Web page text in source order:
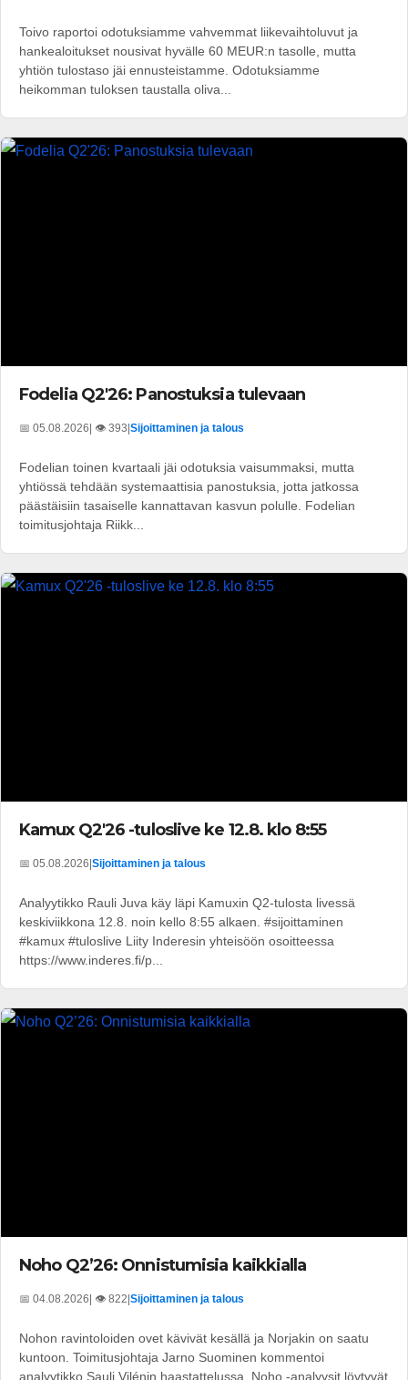
Toivo raportoi odotuksiamme vahvemmat liikevaihtoluvut ja
hankealoitukset nousivat hyvälle 60 MEUR:n tasolle, mutta
yhtiön tulostaso jäi ennusteistamme. Odotuksiamme
heikomman tuloksen taustalla oliva...
Fodelia Q2'26: Panostuksia tulevaan
📅 05.08.2026 | 👁️ 393 Sijoittaminen ja talous
Fodelian toinen kvartaali jäi odotuksia vaisummaksi, mutta
yhtiössä tehdään systemaattisia panostuksia, jotta jatkossa
päästäisiin tasaiselle kannattavan kasvun polulle. Fodelian
toimitusjohtaja Riikk...
Kamux Q2'26 -tuloslive ke 12.8. klo 8:55
📅 05.08.2026|Sijoittaminen ja talous
Analyytikko Rauli Juva käy läpi Kamuxin Q2-tulosta livessä
keskiviikkona 12.8. noin kello 8:55 alkaen. #sijoittaminen
#kamux #tuloslive Liity Inderesin yhteisöön osoitteessa
https://www.inderes.fi/p...
Noho Q2’26: Onnistumisia kaikkialla
📅 04.08.2026| 👁️ 822|Sijoittaminen ja talous
Nohon ravintoloiden ovet kävivät kesällä ja Norjakin on saatu
kuntoon. Toimitusjohtaja Jarno Suominen kommentoi
analyytikko Sauli Vilénin haastattelussa. Noho -analyysit löytyvät